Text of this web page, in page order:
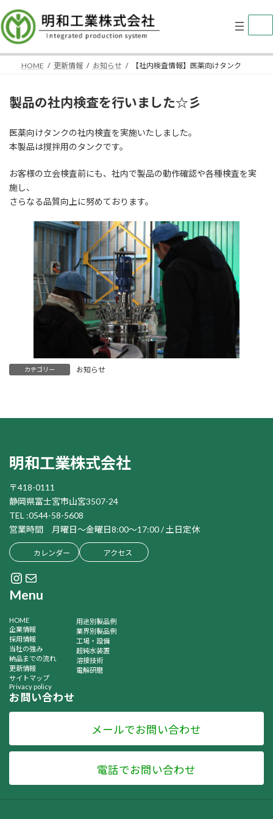
ン
テ
ン
ツ
ビ
ゲ
ー
シ
HOME 更新情報 お知らせ 【社内検査情報】医薬向けタンク
製品の社内検査を行いました☆彡
医薬向けタンクの社内検査を実施いたしました。
本製品は撹拌用のタンクです。
お客様の立会検査前にも、社内で製品の動作確認や各種検査を実
施し、
さらなる品質向上に努めております。
カテゴリー お知らせ
明和工業株式会社
〒418-0111
静岡県富士宮市山宮3507-24
TEL :0544-58-5608
営業時間 月曜日～金曜日8:00～17:00 / 土日定休
カレンダー アクセス
Instagram
メール
Menu
HOME
企業情報
採用情報
当社の強み
納品までの流れ
更新情報
サイトマップ
Privacy policy
用途別製品例
業界別製品例
工場・設備
超純水装置
溶接技術
電解研磨
お問い合わせ
メールでお問い合わせ
電話でお問い合わせ